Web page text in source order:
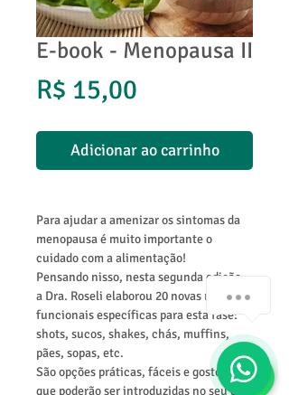
E-book - Menopausa II
R$ 15,00
Adicionar ao carrinho
Para ajudar a amenizar os sintomas da
menopausa é muito importante o
cuidado com a alimentação!
Pensando nisso, nesta segunda edição,
a Dra. Roseli elaborou 20 novas receitas
funcionais específicas para esta fase:
shots, sucos, shakes, chás, muffins,
pães, sopas, etc.
São opções práticas, fáceis e gostosas
que poderão ser introduzidas no seu dia-
Olá! Como podemos te ajudar?
1